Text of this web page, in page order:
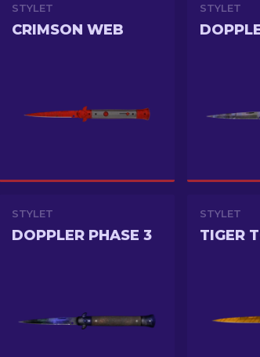
STYLET
CRIMSON WEB
STYLET
STYLET
DOPPLER PHASE 3
STYLET
TIGER